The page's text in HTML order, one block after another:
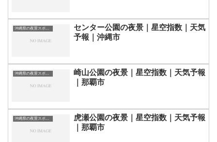
沖縄県の夜景スポット一覧
センター公園の夜景｜星空指数｜天気
予報｜沖縄市
沖縄県の夜景スポット一覧
崎山公園の夜景｜星空指数｜天気予報
｜那覇市
沖縄県の夜景スポット一覧
虎瀬公園の夜景｜星空指数｜天気予報
｜那覇市